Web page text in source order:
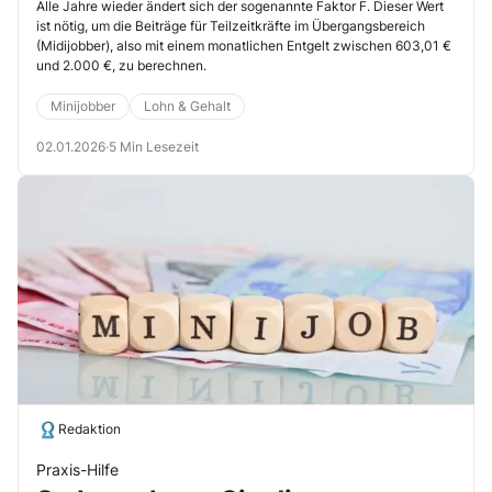
Sie den aktuellen Faktor F
richtig an
Alle Jahre wieder ändert sich der sogenannte Faktor F. Dieser Wert
ist nötig, um die Beiträge für Teilzeitkräfte im Übergangsbereich
(Midijobber), also mit einem monatlichen Entgelt zwischen 603,01 €
und 2.000 €, zu berechnen.
Minijobber Lohn & Gehalt
02.01.2026·5 Min Lesezeit
Redaktion
Praxis-Hilfe